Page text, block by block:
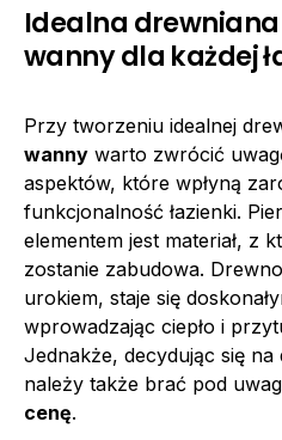
Idealna
wanny dla każdej
Przy tworzeniu idealnej
wanny warto zwrócić
aspektów, które wpłyną
funkcjonalność łazienki.
elementem jest materiał, z
zostanie zabudowa.
urokiem, staje się
wprowadzając ciepło i
Jednakże, decydując się
należy także brać pod
cenę.